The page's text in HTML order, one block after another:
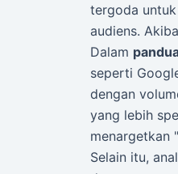
tergoda
audiens.
Dalam
seperti
dengan
yang lebih
menargetkan
Selain itu,